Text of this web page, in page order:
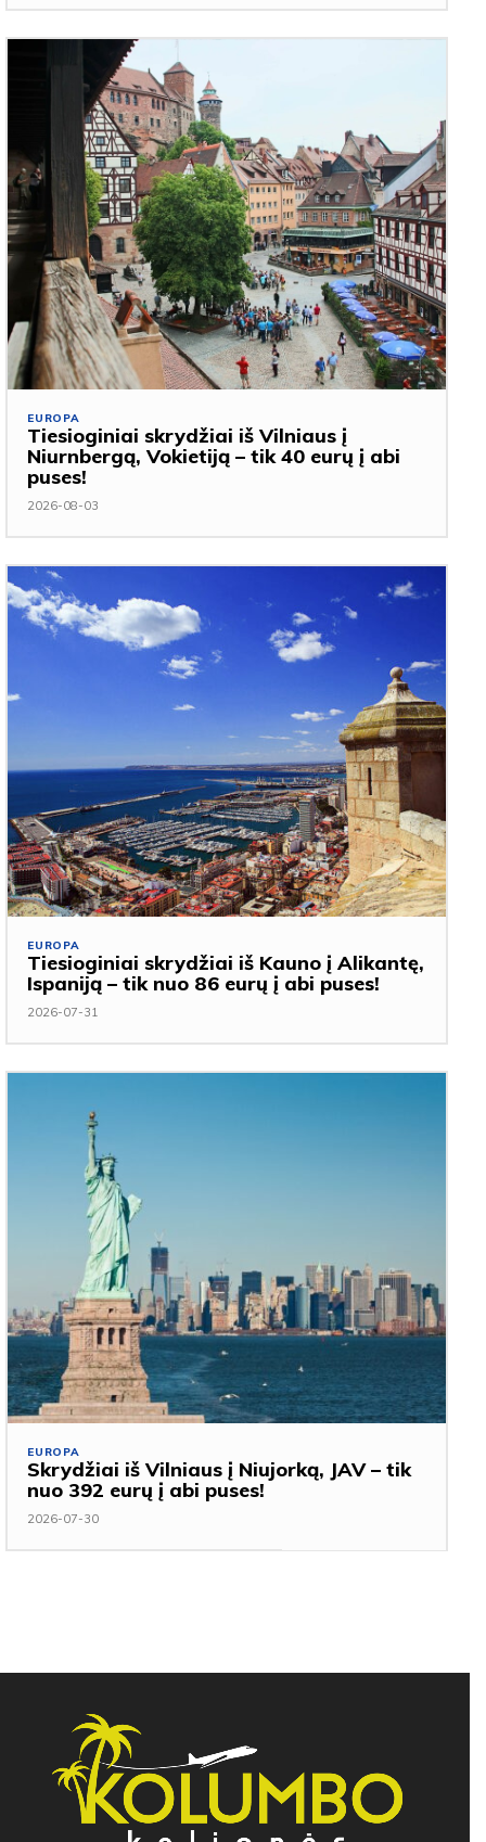
EUROPA
Tiesioginiai skrydžiai iš Vilniaus į
Niurnbergą, Vokietiją – tik 40 eurų į abi
puses!
2026-08-03
EUROPA
Tiesioginiai skrydžiai iš Kauno į Alikantę,
Ispaniją – tik nuo 86 eurų į abi puses!
2026-07-31
EUROPA
Skrydžiai iš Vilniaus į Niujorką, JAV – tik
nuo 392 eurų į abi puses!
2026-07-30